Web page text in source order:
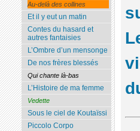
Au-delà des collines
Et il y eut un matin
Contes du hasard et
autres fantaisies
L’Ombre d’un mensonge
De nos frères blessés
Qui chante là-bas
L’Histoire de ma femme
Vedette
Sous le ciel de Koutaïssi
Piccolo Corpo